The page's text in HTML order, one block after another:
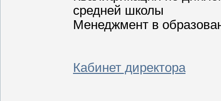
средней школы
Менеджмент в
Кабинет директора